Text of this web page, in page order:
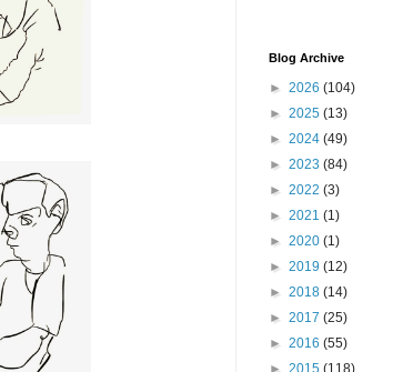
Blog Archive
► 2026 (104)
► 2025 (13)
► 2024 (49)
► 2023 (84)
► 2022 (3)
► 2021 (1)
► 2020 (1)
► 2019 (12)
► 2018 (14)
► 2017 (25)
► 2016 (55)
► 2015 (118)